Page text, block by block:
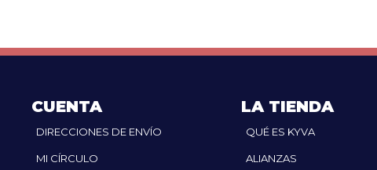
CUENTA
DIRECCIONES DE ENVÍO
MI CÍRCULO
LA TIENDA
QUÉ ES KYVA
ALIANZAS